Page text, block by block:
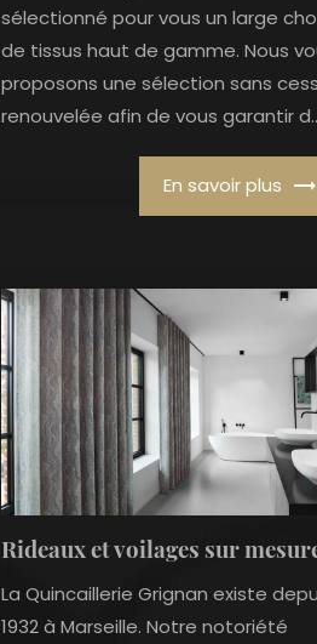
sélectionné pour vous un large
de tissus haut de gamme. Nous
proposons une sélection sans
renouvelée afin de vous garantir
En savoir plus
Rideaux et voilages sur
La Quincaillerie Grignan existe
1932 à Marseille. Notre notoriété